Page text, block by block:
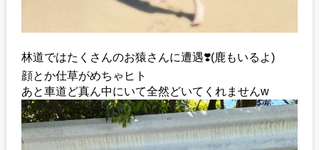
林道ではたくさんのお猿さんに遭遇❣️(鹿もいるよ)
顔とか仕草がめちゃヒト
あと車道ど真ん中にいて全然どいてくれませんw